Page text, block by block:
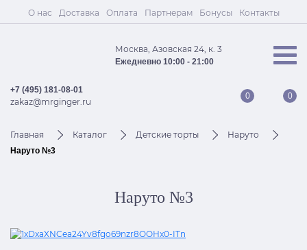
О нас Доставка Оплата Партнерам Бонусы Контакты
Москва, Азовская 24, к. 3
Ежедневно 10:00 - 21:00
0 0
+7 (495) 181-08-01
zakaz@mrginger.ru
Главная Каталог Детские торты Наруто
Наруто №3
Наруто №3